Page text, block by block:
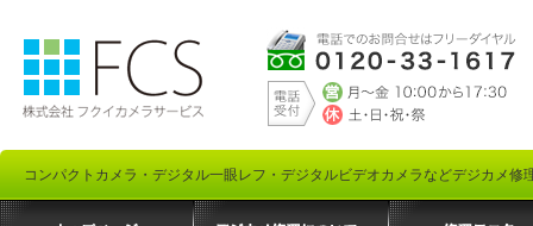
コンパクトカメラ・デジタル一眼レフ・デジタルビデオカメラなどデジカメ修